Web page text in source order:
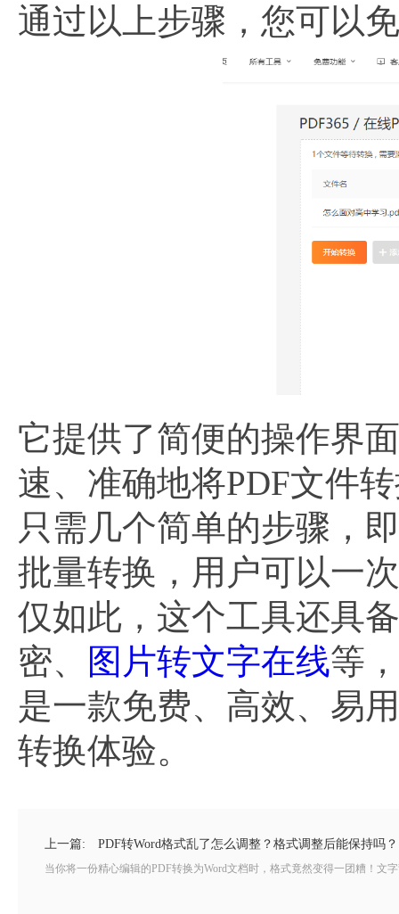
通过以上步骤，您可以
它提供了简便的操作界
速、准确地将PDF文件
只需几个简单的步骤，
批量转换，用户可以一
仅如此，这个工具还具
密、
图片转文字在线等
是一款免费、高效、易
转换体验。
上一篇: PDF转Word格式乱了怎么调整？格式调整后能保持吗？
当你将一份精心编辑的PDF转换为Word文档时，格式竟然变得一团糟！